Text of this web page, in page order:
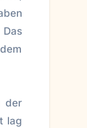
der
lag